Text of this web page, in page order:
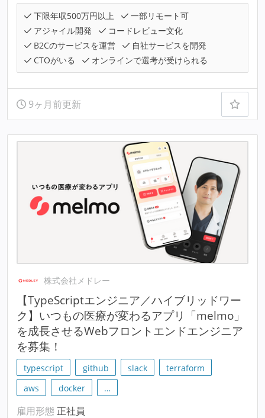
下限年収500万円以上
一部リモート可
アジャイル開発
コードレビュー文化
B2Cのサービスを運営
自社サービスを開発
CTOがいる
オンラインで選考が受けられる
9ヶ月前更新
株式会社メドレー
【TypeScriptエンジニア／ハイブリッドワー
ク】いつもの医療が変わるアプリ「melmo」
を成長させるWebフロントエンドエンジニア
を募集！
typescript github slack
terraform
aws
docker …
雇用形態 正社員